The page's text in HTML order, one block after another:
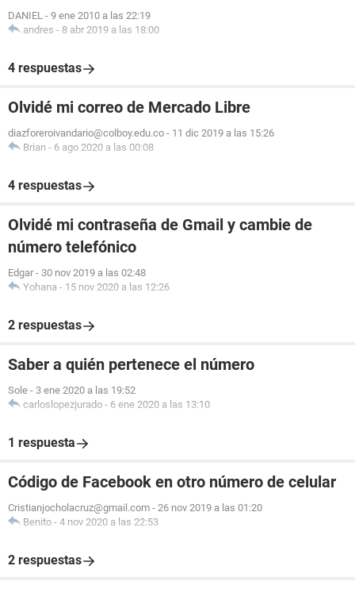
DANIEL - 9 ene 2010 a las 22:19
andres - 8 abr 2019 a las 18:00
4 respuestas
Olvidé mi correo de Mercado Libre
diazforeroivandario@colboy.edu.co - 11 dic 2019 a las 15:26
Brian - 6 ago 2020 a las 00:08
4 respuestas
Olvidé mi contraseña de Gmail y cambie de
número telefónico
Edgar - 30 nov 2019 a las 02:48
Yohana - 15 nov 2020 a las 12:26
2 respuestas
Saber a quién pertenece el número
Sole - 3 ene 2020 a las 19:52
carloslopezjurado - 6 ene 2020 a las 13:10
1 respuesta
Código de Facebook en otro número de celular
Cristianjocholacruz@gmail.com - 26 nov 2019 a las 01:20
Benito - 4 nov 2020 a las 22:53
2 respuestas